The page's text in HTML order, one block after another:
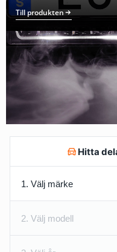
Till produkten
Hitta